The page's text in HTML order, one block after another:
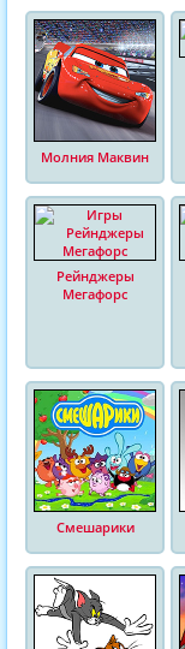
Молния Маквин
Рейнджеры
Мегафорс
Смешарики